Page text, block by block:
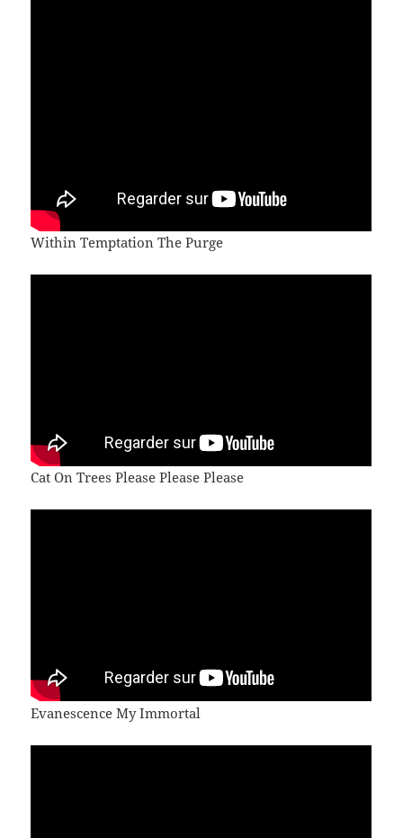
Within Temptation The Purge
Cat On Trees Please Please Please
Evanescence My Immortal